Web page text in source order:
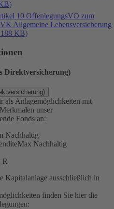
10 OffenlegungsVO zum
Allgemeine Lebensversicherung
188 KB)
Direktversicherung)
als Anlagemöglichkeiten mit
unser
Fonds an:
Nachhaltig
Nachhaltig
R
Kapitalanlage ausschließlich in
finden Sie hier die